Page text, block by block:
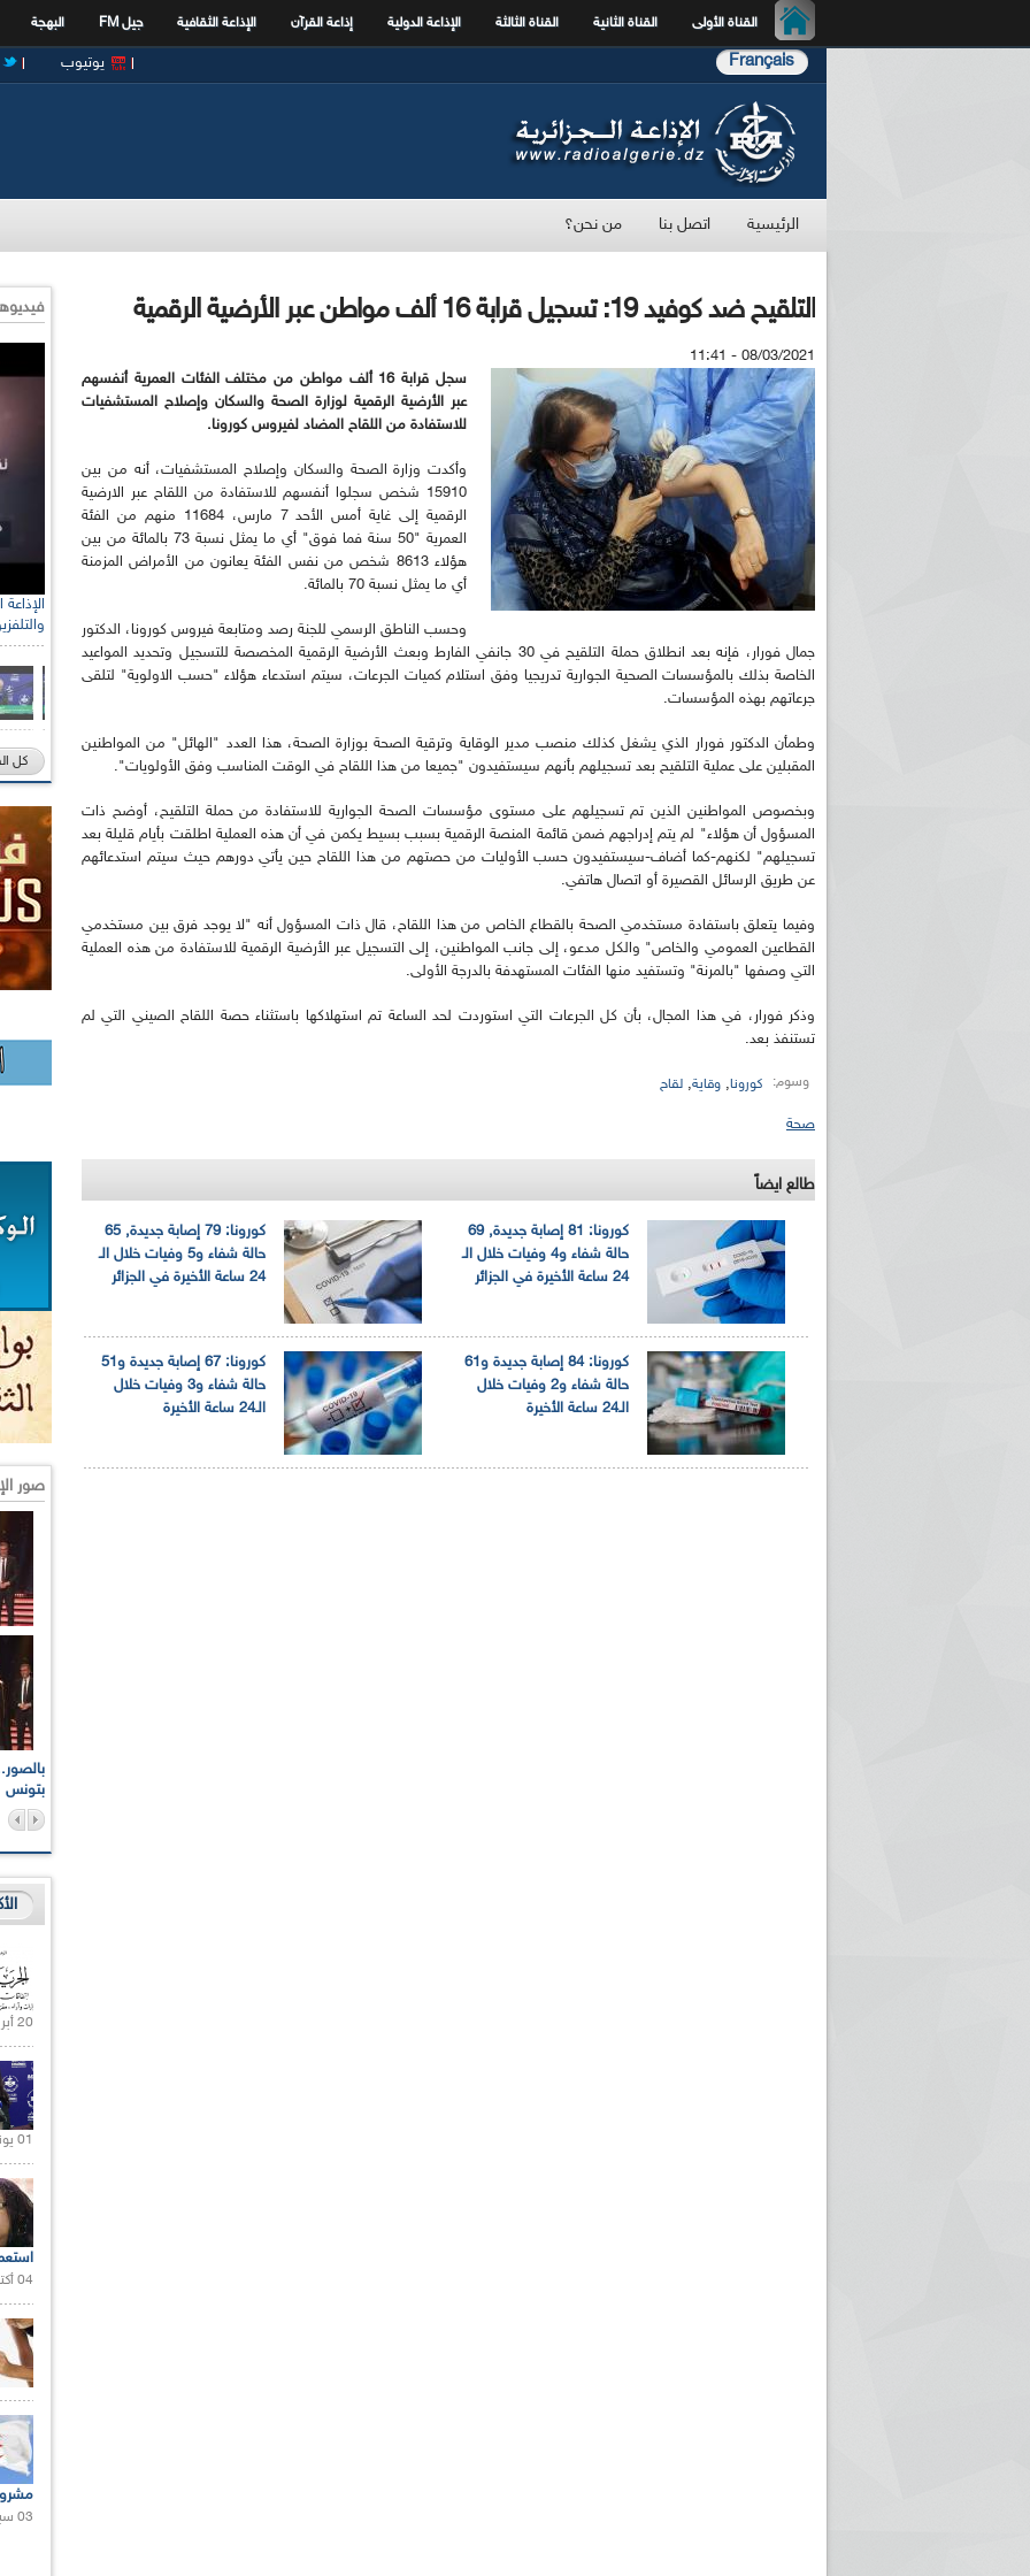
القناة الأولى القناة الثانية القناة الثالثة الإذاعة الدولية إذاعة القرآن الإذاعة الثقافية جيل FM البهجة
Français يوتيوب
الرئيسية اتصل بنا من نحن؟
التلقيح ضد كوفيد 19: تسجيل قرابة 16 ألف مواطن عبر الأرضية الرقمية
08/03/2021 - 11:41
سجل قرابة 16 ألف مواطن من مختلف الفئات العمرية أنفسهم
عبر الأرضية الرقمية لوزارة الصحة والسكان وإصلاح المستشفيات
للاستفادة من اللقاح المضاد لفيروس كورونا.
وأكدت وزارة الصحة والسكان وإصلاح المستشفيات، أنه من بين
15910 شخص سجلوا أنفسهم للاستفادة من اللقاح عبر الارضية
الرقمية إلى غاية أمس الأحد 7 مارس، 11684 منهم من الفئة
العمرية "50 سنة فما فوق" أي ما يمثل نسبة 73 بالمائة من بين
هؤلاء 8613 شخص من نفس الفئة يعانون من الأمراض المزمنة
أي ما يمثل نسبة 70 بالمائة.
وحسب الناطق الرسمي للجنة رصد ومتابعة فيروس كورونا، الدكتور
جمال فورار، فإنه بعد انطلاق حملة التلقيح في 30 جانفي الفارط وبعث الأرضية الرقمية المخصصة للتسجيل وتحديد المواعيد
الخاصة بذلك بالمؤسسات الصحية الجوارية تدريجيا وفق استلام كميات الجرعات، سيتم استدعاء هؤلاء "حسب الاولوية" لتلقى
جرعاتهم بهذه المؤسسات.
وطمأن الدكتور فورار الذي يشغل كذلك منصب مدير الوقاية وترقية الصحة بوزارة الصحة، هذا العدد "الهائل" من المواطنين
المقبلين على عملية التلقيح بعد تسجيلهم بأنهم سيستفيدون "جميعا من هذا اللقاح في الوقت المناسب وفق الأولويات".
وبخصوص المواطنين الذين تم تسجيلهم على مستوى مؤسسات الصحة الجوارية للاستفادة من حملة التلقيح، أوضح ذات
المسؤول أن هؤلاء" لم يتم إدراجهم ضمن قائمة المنصة الرقمية بسبب بسيط يكمن في أن هذه العملية اطلقت بأيام قليلة بعد
تسجيلهم" لكنهم-كما أضاف-سيستفيدون حسب الأوليات من حصتهم من هذا اللقاح حين يأتي دورهم حيث سيتم استدعائهم
عن طريق الرسائل القصيرة أو اتصال هاتفي.
وفيما يتعلق باستفادة مستخدمي الصحة بالقطاع الخاص من هذا اللقاح، قال ذات المسؤول أنه "لا يوجد فرق بين مستخدمي
القطاعين العمومي والخاص" والكل مدعو، إلى جانب المواطنين، إلى التسجيل عبر الأرضية الرقمية للاستفادة من هذه العملية
التي وصفها "بالمرنة" وتستفيد منها الفئات المستهدفة بالدرجة الأولى.
وذكر فورار، في هذا المجال، بأن كل الجرعات التي استوردت لحد الساعة تم استهلاكها باستثناء حصة اللقاح الصيني التي لم
تستنفذ بعد.
وسوم: كورونا, وقاية, لقاح
صحة
طالع ايضاً
كورونا: 79 إصابة جديدة, 65
حالة شفاء و5 وفيات خلال الـ
24 ساعة الأخيرة في الجزائر
كورونا: 81 إصابة جديدة, 69
حالة شفاء و4 وفيات خلال الـ
24 ساعة الأخيرة في الجزائر
كورونا: 67 إصابة جديدة و51
حالة شفاء و3 وفيات خلال
الـ24 ساعة الأخيرة
كورونا: 84 إصابة جديدة و61
حالة شفاء و2 وفيات خلال
الـ24 ساعة الأخيرة
كل
صور
بتونس
20 أبريل 2021 |
01 يونيو 2021 |
04 أكتوبر 2020 |
03 سبتمبر 2020 |